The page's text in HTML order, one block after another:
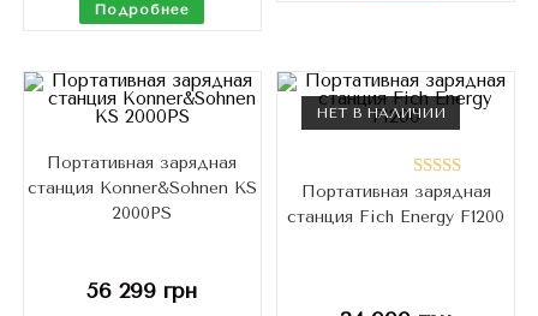
Подробнее
Портативная зарядная
станция Konner&Sohnen KS
2000PS
56 299 грн
НЕТ В НАЛИЧИИ
Оценка
5.00 из 5
Портативная зарядная
станция Fich Energy F1200